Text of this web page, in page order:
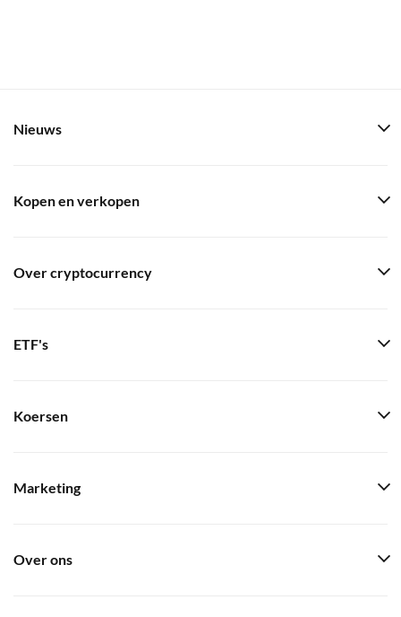
Nieuws
Kopen en verkopen
Over cryptocurrency
ETF's
Koersen
Marketing
Over ons